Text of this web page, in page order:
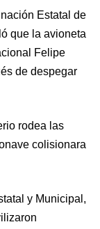
Estatal de
que la avioneta
Felipe
de despegar
rodea las
colisionara
y Municipal,